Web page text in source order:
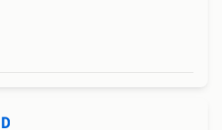
D